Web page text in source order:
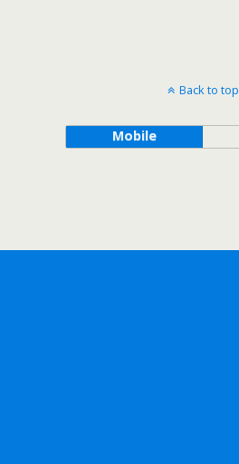
Back to top
Mobile